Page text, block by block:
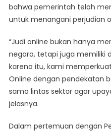
bahwa pemerintah telah
untuk menangani perjudian
“Judi online bukan hanya
negara, tetapi juga memiliki
karena itu, kami
Online dengan pendekatan
sama lintas sektor agar
jelasnya.
Dalam pertemuan dengan